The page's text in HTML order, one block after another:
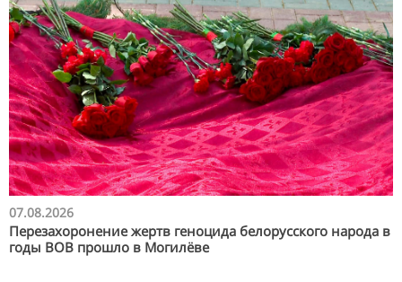
07.08.2026
Перезахоронение жертв геноцида белорусского народа в
годы ВОВ прошло в Могилёве